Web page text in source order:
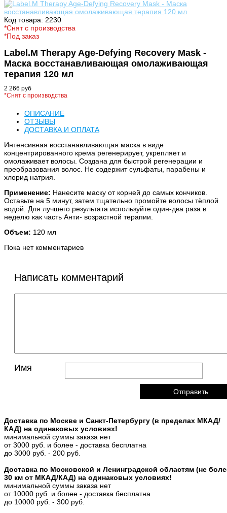
Код товара: 2230
*Снят с производства
*Под заказ
Label.M Therapy Age-Defying Recovery Mask -
Маска восстанавливающая омолаживающая
терапия 120 мл
2 266 руб
*Снят с производства
ОПИСАНИЕ
ОТЗЫВЫ
ДОСТАВКА И ОПЛАТА
Интенсивная восстанавливающая маска в виде
концентрированного крема регенерирует, укрепляет и
омолаживает волосы. Создана для быстрой регенерации и
преобразования волос. Не содержит сульфаты, парабены и
хлорид натрия.
Применение: Нанесите маску от корней до самых кончиков.
Оставьте на 5 минут, затем тщательно промойте волосы тёплой
водой. Для лучшего результата используйте один-два раза в
неделю как часть Анти- возрастной терапии.
Объем: 120 мл
Пока нет комментариев
Написать комментарий
Имя
Доставка по Москве и Санкт-Петербургу (в пределах МКАД/
КАД) на одинаковых условиях!
минимальной суммы заказа нет
от 3000 руб. и более - доставка бесплатна
до 3000 руб. - 200 руб.
Доставка по Московской и Ленинградской областям (не
30 км от МКАД/КАД) на одинаковых условиях!
минимальной суммы заказа нет
от 10000 руб. и более - доставка бесплатна
до 10000 руб. - 300 руб.